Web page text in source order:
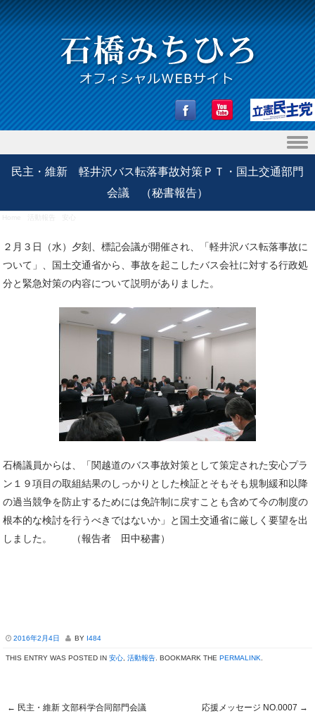
Skip to content
民主・維新 軽井沢バス転落事故対策ＰＴ・国土交通部門
会議 （秘書報告）
２月３日（水）夕刻、標記会議が開催され、「軽井沢バス転落事故に
ついて」、国土交通省から、事故を起こしたバス会社に対する行政処
分と緊急対策の内容について説明がありました。
石橋議員からは、「関越道のバス事故対策として策定された安心プラ
ン１９項目の取組結果のしっかりとした検証とそもそも規制緩和以降
の過当競争を防止するためには免許制に戻すことも含めて今の制度の
根本的な検討を行うべきではないか」と国土交通省に厳しく要望を出
しました。 （報告者 田中秘書）
2016年2月4日 BY I484
THIS ENTRY WAS POSTED IN 安心 活動報告 . BOOKMARK THE PERMALINK
← 民主・維新 文部科学合同部門会議
応援メッセージ NO.0007 →